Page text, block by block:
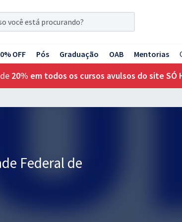
OFF Pós Graduação OAB Mentorias
20% em todos os cursos avulsos do site SÓ
Federal de